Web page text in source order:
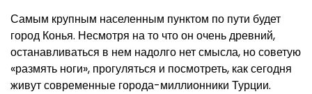
Самым крупным населенным пунктом по пути будет
город Конья. Несмотря на то что он очень древний,
останавливаться в нем надолго нет смысла, но советую
«размять ноги», прогуляться и посмотреть, как сегодня
живут современные города-миллионники Турции.